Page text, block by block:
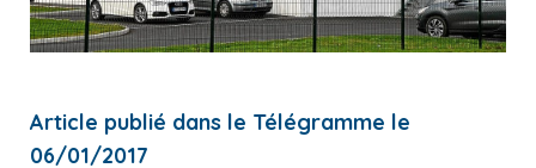
Article publié dans le Télégramme le
06/01/2017